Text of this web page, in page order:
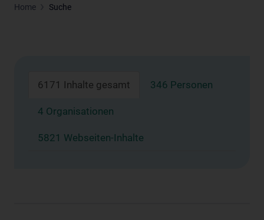
Home Suche
6171 Inhalte gesamt 346 Personen
4 Organisationen
5821 Webseiten-Inhalte